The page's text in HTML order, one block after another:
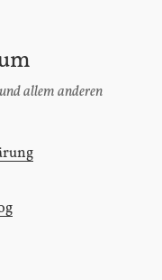
allem anderen